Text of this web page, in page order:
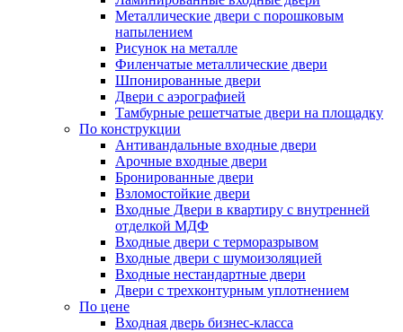
Металлические двери с порошковым
напылением
Рисунок на металле
Филенчатые металлические двери
Шпонированные двери
Двери с аэрографией
Тамбурные решетчатые двери на площадку
По конструкции
Антивандальные входные двери
Арочные входные двери
Бронированные двери
Взломостойкие двери
Входные Двери в квартиру с внутренней
отделкой МДФ
Входные двери с терморазрывом
Входные двери с шумоизоляцией
Входные нестандартные двери
Двери с трехконтурным уплотнением
По цене
Входная дверь бизнес-класса